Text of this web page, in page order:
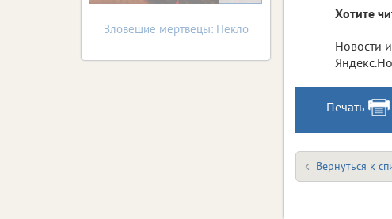
Хотите
Новости
Печать
Вернуться к
Зловещие мертвецы: Пекло